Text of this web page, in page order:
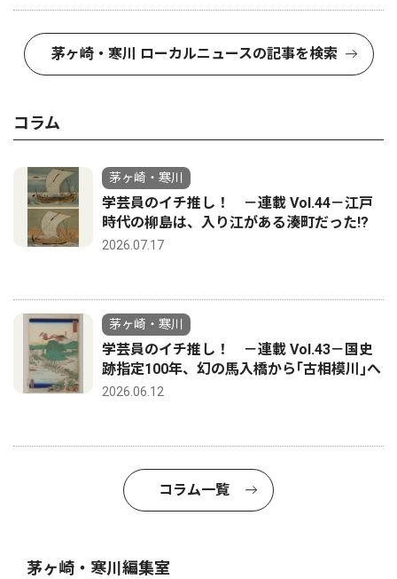
茅ヶ崎・寒川 ローカルニュースの記事を検索
コラム
茅ヶ崎・寒川
学芸員のイチ推し！ －連載 Vol.44－江戸
時代の柳島は、入り江がある湊町だった!?
2026.07.17
茅ヶ崎・寒川
学芸員のイチ推し！ －連載 Vol.43－国史
跡指定100年、幻の馬入橋から｢古相模川｣へ
2026.06.12
コラム一覧
茅ヶ崎・寒川編集室